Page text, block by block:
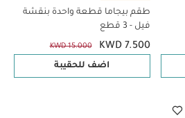
طقم بيجاما قطعة واحدة بنقشة
فيل - 3 قطع
KWD 7.500
KWD 15.000
اضف للحقيبة